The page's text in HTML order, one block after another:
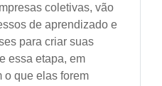
coletivas, vão
de aprendizado e
para criar suas
essa etapa, em
o que elas forem